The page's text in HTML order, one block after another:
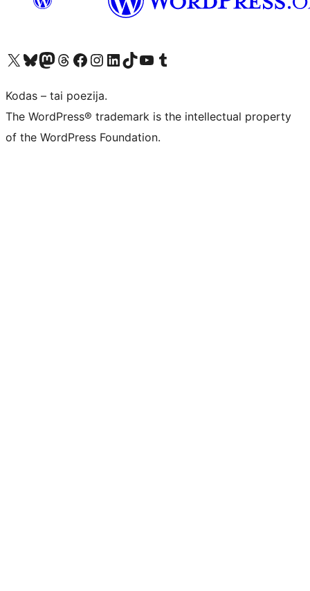
Visit our X (formerly Twitter) account
Apsilankykite mūsų Bluesky paskyroje
Visit our Mastodon account
Apsilankykite mūsų Threads paskyroje
Visit our Facebook page
Visit our Instagram account
Visit our LinkedIn account
Apsilankykite mūsų TikTok paskyroje
Visit our YouTube channel
Apsilankykite mūsų Tumblr paskyroje
Kodas – tai poezija.
The WordPress® trademark is the intellectual property
of the WordPress Foundation.